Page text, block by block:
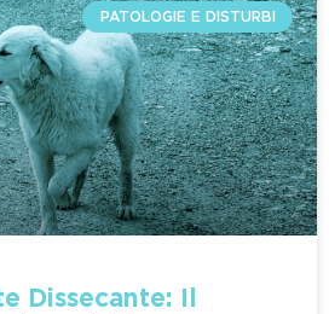
PATOLOGIE E DISTURBI
Dissecante: Il